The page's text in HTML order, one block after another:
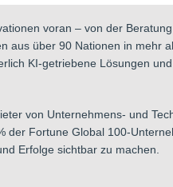
voran – von der
aus über 90 Nationen in mehr
KI-getriebene Lösungen
von Unternehmens- und
der Fortune Global 100-
Erfolge sichtbar zu machen.